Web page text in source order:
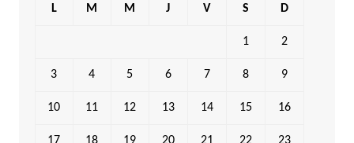
L M M J V S D
1 2
3 4 5 6 7 8 9
10 11 12 13 14 15 16